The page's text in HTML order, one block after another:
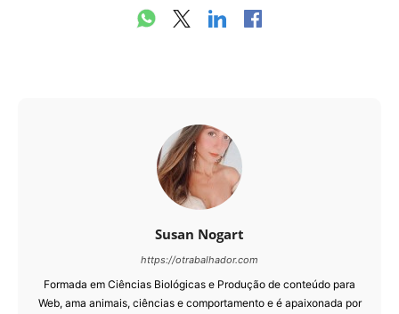
Susan Nogart
https://otrabalhador.com
Formada em Ciências Biológicas e Produção de conteúdo para
Web, ama animais, ciências e comportamento e é apaixonada por